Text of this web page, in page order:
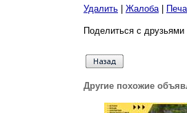
Удалить Жалоба|
Поделиться с
Другие похожие